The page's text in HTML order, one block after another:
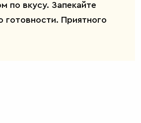
по вкусу. Запекайте
Приятного